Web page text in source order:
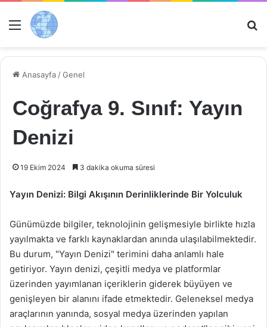
Menü
Anasayfa /Genel
Coğrafya 9. Sınıf: Yayın
Denizi
19 Ekim 2024 3 dakika okuma süresi
Yayın Denizi: Bilgi Akışının Derinliklerinde Bir Yolculuk
Günümüzde bilgiler, teknolojinin gelişmesiyle birlikte hızla
yayılmakta ve farklı kaynaklardan anında ulaşılabilmektedir.
Bu durum, "Yayın Denizi" terimini daha anlamlı hale
getiriyor. Yayın denizi, çeşitli medya ve platformlar
üzerinden yayımlanan içeriklerin giderek büyüyen ve
genişleyen bir alanını ifade etmektedir. Geleneksel medya
araçlarının yanında, sosyal medya üzerinden yapılan